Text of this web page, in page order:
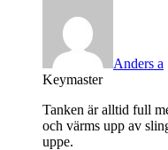
Anders a
Keymaster
Tanken är alltid full
och värms upp av
uppe.